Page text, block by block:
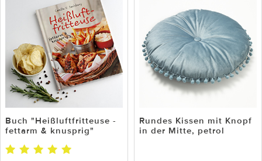
Buch "Heißluftfritteuse -
fettarm & knusprig"
Rundes Kissen mit Knopf
in der Mitte, petrol